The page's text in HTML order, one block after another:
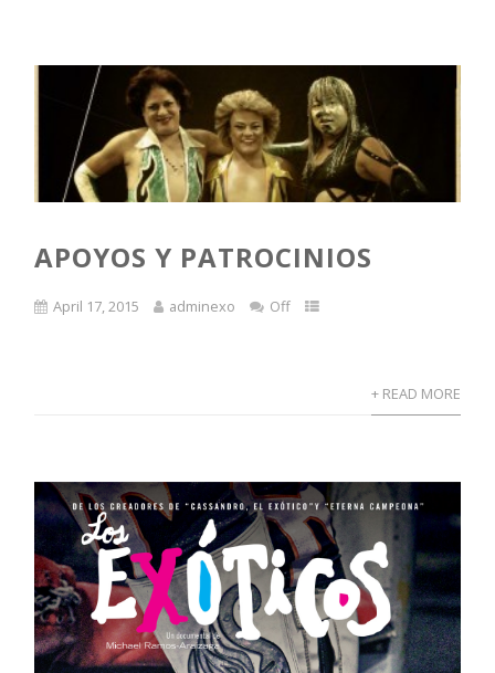
APOYOS Y PATROCINIOS
April 17, 2015 adminexo Off
+ READ MORE